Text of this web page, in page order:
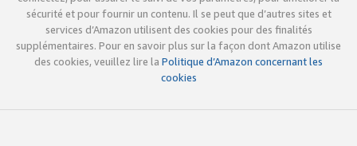
sécurité et pour fournir un contenu. Il se peut que d’autres sites et
services d’Amazon utilisent des cookies pour des finalités
supplémentaires. Pour en savoir plus sur la façon dont Amazon utilise
des cookies, veuillez lire la Politique d’Amazon concernant les
cookies